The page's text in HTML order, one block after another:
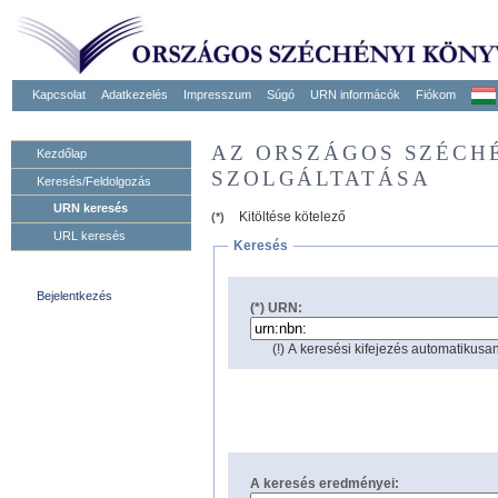
Kapcsolat Adatkezelés Impresszum Súgó URN informácók Fiókom
Kezdőlap
Keresés/Feldolgozás
URN keresés
URL keresés
Bejelentkezés
AZ ORSZÁGOS
SZOLGÁLTATÁSA
(*)
Kitöltése kötelező
Keresés
(*) URN:
(!) A keresési kifejezés
A keresés eredményei: